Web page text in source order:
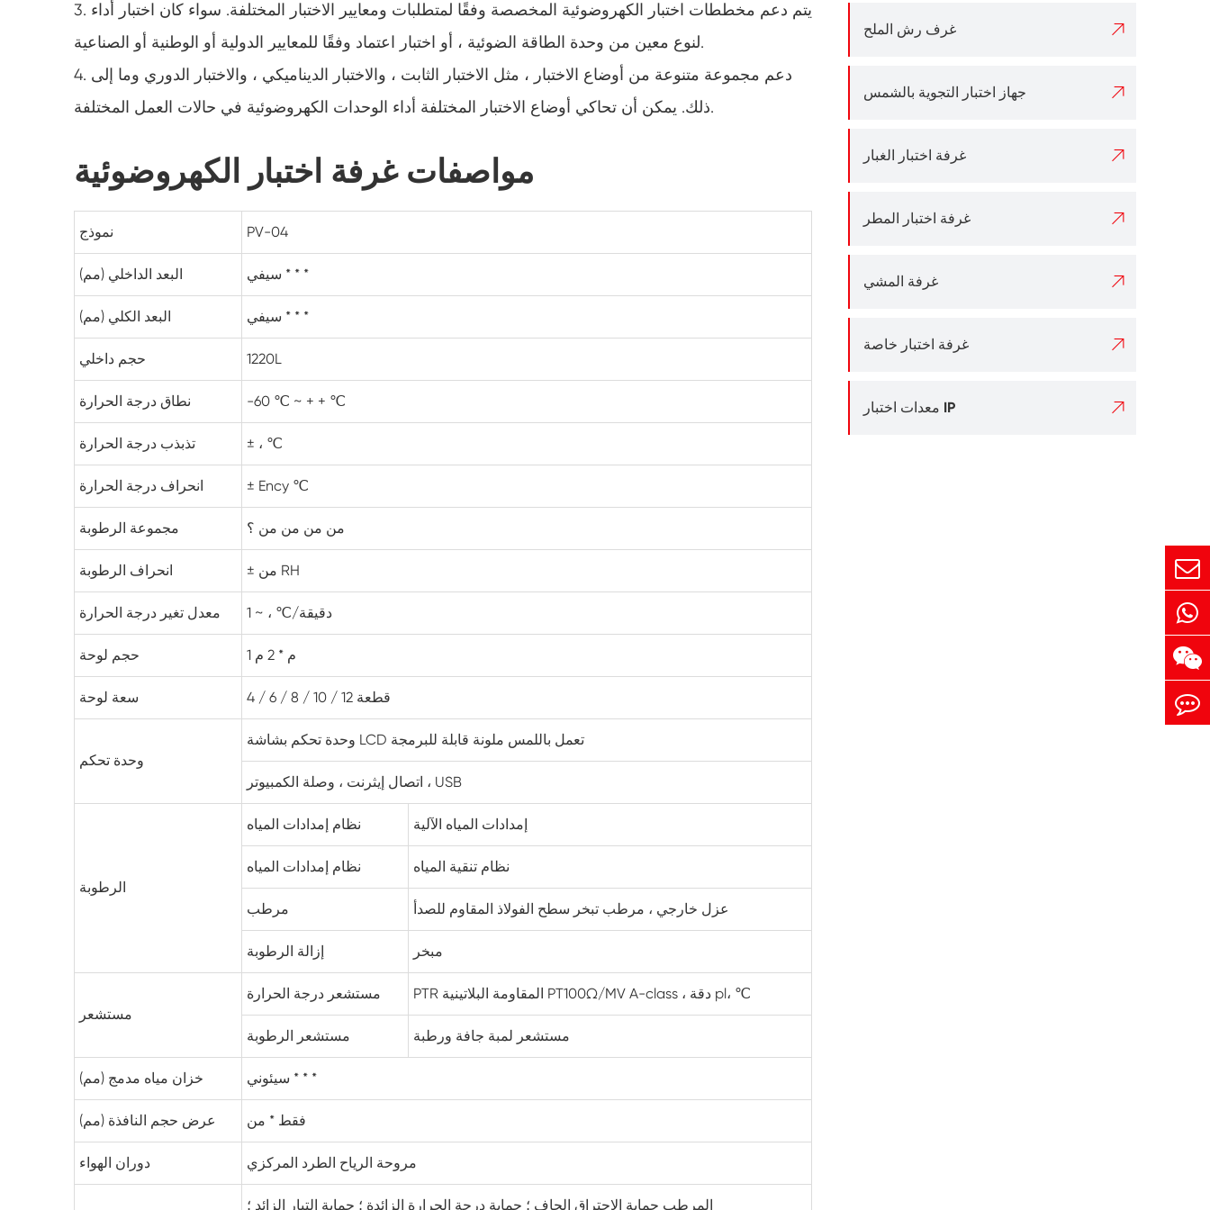
غرفة اختبار درجة حرارة ورطوبة ثابتة
حجرة الرطوبة
غرفة ارتفاع درجة الحرارة
أجهزة اختبار الألواح الكهروضوئية
فرن تجفيف
غرفة درجة الحرارة
معدات اختبار عمر الرف المتسارع
غرفة الاستقرار
غرفة إجهاد بيئية
غرفة بيئية دون الصفر
غرفة اختبار الوحدات الكهروضوئية
غرفة هزاز درجة الحرارة
خزانة بدرجة حرارة منخفضة ثابتة
غرفة تجميد الذوبان
غرفة اختبار مقاومة للانفجار
غرفة اختبار تجميد الرطوبة
الغرفة البيئية للخلايا الكهروضوئية
3. يتم دعم مخططات اختبار الكهروضوئية المخصصة وفقًا لمتطلبات ومعايير الاختبار المختلفة. سواء كان اختبار أداء
لنوع معين من وحدة الطاقة الضوئية ، أو اختبار اعتماد وفقًا للمعايير الدولية أو الوطنية أو الصناعية.
4. دعم مجموعة متنوعة من أوضاع الاختبار ، مثل الاختبار الثابت ، والاختبار الديناميكي ، والاختبار الدوري وما إلى
ذلك. يمكن أن تحاكي أوضاع الاختبار المختلفة أداء الوحدات الكهروضوئية في حالات العمل المختلفة.
مواصفات غرفة اختبار الكهروضوئية
نموذج PV-04
البعد الداخلي (مم) سيفي * * *
البعد الكلي (مم) سيفي * * *
حجم داخلي 1220L
نطاق درجة الحرارة -60 ℃ ~ + + ℃
تذبذب درجة الحرارة ± ، ℃
انحراف درجة الحرارة ± Ency ℃
مجموعة الرطوبة من من من من ؟
انحراف الرطوبة ± من RH
معدل تغير درجة الحرارة 1 ~ ، ℃/دقيقة
حجم لوحة 1 م * 2 م
سعة لوحة 4 / 6 / 8 / 10 / 12 قطعة
وحدة تحكم
وحدة تحكم بشاشة LCD تعمل باللمس ملونة قابلة للبرمجة
اتصال إيثرنت ، وصلة الكمبيوتر ، USB
الرطوبة
نظام إمدادات المياه إمدادات المياه الآلية
نظام إمدادات المياه نظام تنقية المياه
مرطب عزل خارجي ، مرطب تبخر سطح الفولاذ المقاوم للصدأ
إزالة الرطوبة مبخر
مستشعر
مستشعر درجة الحرارة PTR المقاومة البلاتينية PT100Ω/MV A-class ، دقة pl، ℃
مستشعر الرطوبة مستشعر لمبة جافة ورطبة
خزان مياه مدمج (مم) سيئوني * * *
عرض حجم النافذة (مم) فقط * من
دوران الهواء مروحة الرياح الطرد المركزي
المرطب حماية الاحتراق الجاف ؛ حماية درجة الحرارة الزائدة ؛ حماية التيار الزائد ؛
غرف رش الملح 
جهاز اختبار التجوية بالشمس 
غرفة اختبار الغبار 
غرفة اختبار المطر 
غرفة المشي 
غرفة اختبار خاصة 
معدات اختبار IP 